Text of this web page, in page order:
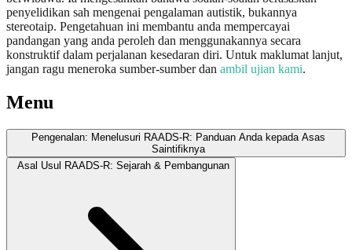
penyelidikan sah mengenai pengalaman autistik, bukannya
stereotaip. Pengetahuan ini membantu anda mempercayai
pandangan yang anda peroleh dan menggunakannya secara
konstruktif dalam perjalanan kesedaran diri. Untuk maklumat lanjut,
jangan ragu meneroka sumber-sumber dan ambil ujian kami.
Menu
Pengenalan: Menelusuri RAADS-R: Panduan Anda kepada Asas
Saintifiknya
Asal Usul RAADS-R: Sejarah & Pembangunan